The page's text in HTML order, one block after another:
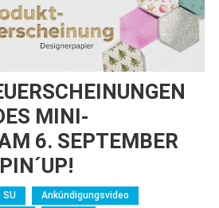
MINI-
6. SEPTEMBER
SU
Ankündigungsvideo